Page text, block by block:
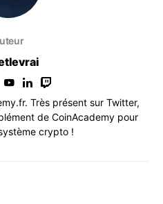
Très présent sur Twitter,
de CoinAcademy pour
crypto !